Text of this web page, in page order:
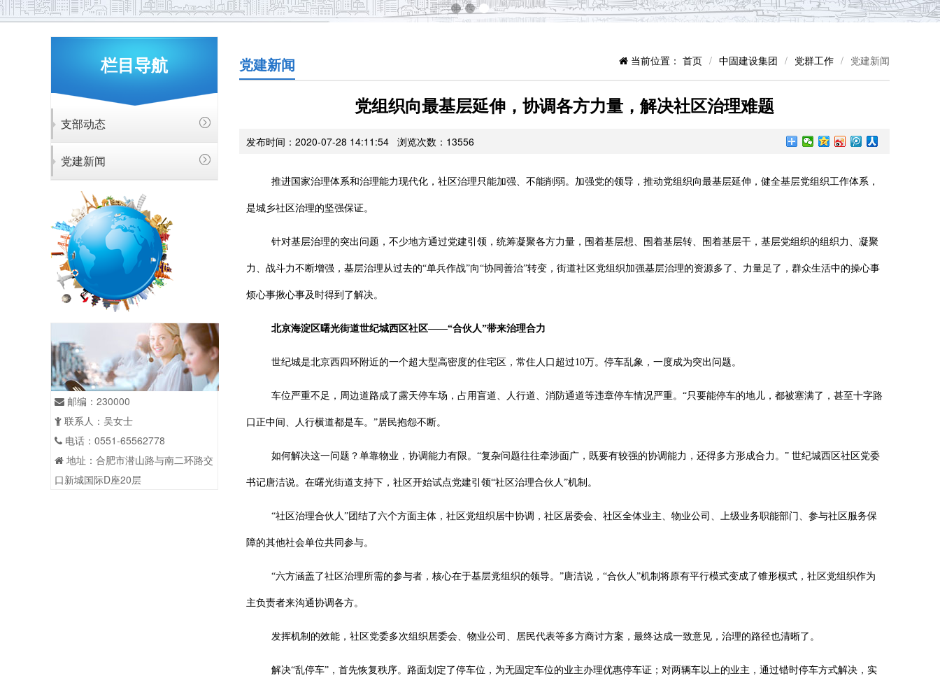
栏目导航
支部动态
党建新闻
邮编：230000
联系人：吴女士
电话：0551-65562778
地址：合肥市潜山路与南二环路交
口新城国际D座20层
党建新闻 当前位置： 首页 / 中固建设集团 / 党群工作 / 党建新闻
党组织向最基层延伸，协调各方力量，解决社区治理难题
发布时间：2020-07-28 14:11:54 浏览次数： 13556
推进国家治理体系和治理能力现代化，社区治理只能加强、不能削弱。加强党的领导，推动党组织向最基层延伸，健全基层党组织工作体系，
是城乡社区治理的坚强保证。
针对基层治理的突出问题，不少地方通过党建引领，统筹凝聚各方力量，围着基层想、围着基层转、围着基层干，基层党组织的组织力、凝聚
力、战斗力不断增强，基层治理从过去的“单兵作战”向“协同善治”转变，街道社区党组织加强基层治理的资源多了、力量足了，群众生活中的操心事
烦心事揪心事及时得到了解决。
北京海淀区曙光街道世纪城西区社区——“合伙人”带来治理合力
世纪城是北京西四环附近的一个超大型高密度的住宅区，常住人口超过10万。停车乱象，一度成为突出问题。
车位严重不足，周边道路成了露天停车场，占用盲道、人行道、消防通道等违章停车情况严重。“只要能停车的地儿，都被塞满了，甚至十字路
口正中间、人行横道都是车。”居民抱怨不断。
如何解决这一问题？单靠物业，协调能力有限。“复杂问题往往牵涉面广，既要有较强的协调能力，还得多方形成合力。” 世纪城西区社区党委
书记唐洁说。在曙光街道支持下，社区开始试点党建引领“社区治理合伙人”机制。
“社区治理合伙人”团结了六个方面主体，社区党组织居中协调，社区居委会、社区全体业主、物业公司、上级业务职能部门、参与社区服务保
障的其他社会单位共同参与。
“六方涵盖了社区治理所需的参与者，核心在于基层党组织的领导。”唐洁说，“合伙人”机制将原有平行模式变成了锥形模式，社区党组织作为
主负责者来沟通协调各方。
发挥机制的效能，社区党委多次组织居委会、物业公司、居民代表等多方商讨方案，最终达成一致意见，治理的路径也清晰了。
解决“乱停车”，首先恢复秩序。路面划定了停车位，为无固定车位的业主办理优惠停车证；对两辆车以上的业主，通过错时停车方式解决，实